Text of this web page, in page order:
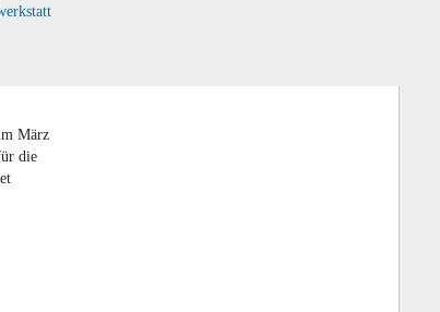
März
die